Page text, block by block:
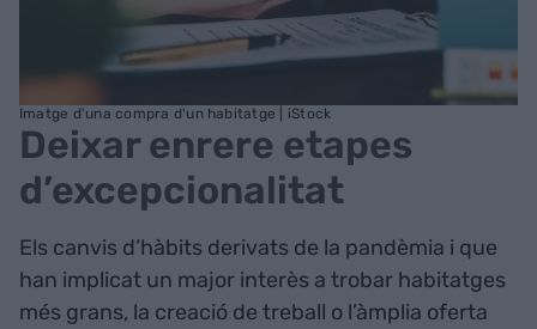
Imatge d'una compra d'un habitatge | iStock
Deixar enrere etapes
d’excepcionalitat
Els canvis d’hàbits derivats de la pandèmia i que
han implicat un major interès a trobar habitatges
més grans, la creació de treball o l’àmplia oferta